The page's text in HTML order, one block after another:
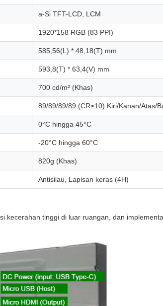
a-Si TFT-LCD, LCM
1920*158 RGB (83 PPI)
585,56(L) * 48,18(T) mm
593,8(T) * 63,4(V) mm
700 cd/m² (Khas)
89/89/89/89 (CR≥10) Kiri/Kanan/Atas/
0°C hingga 45°C
-20°C hingga 60°C
820g (Khas)
Antisilau, Lapisan keras (4H)
kecerahan tinggi di luar ruangan, dan